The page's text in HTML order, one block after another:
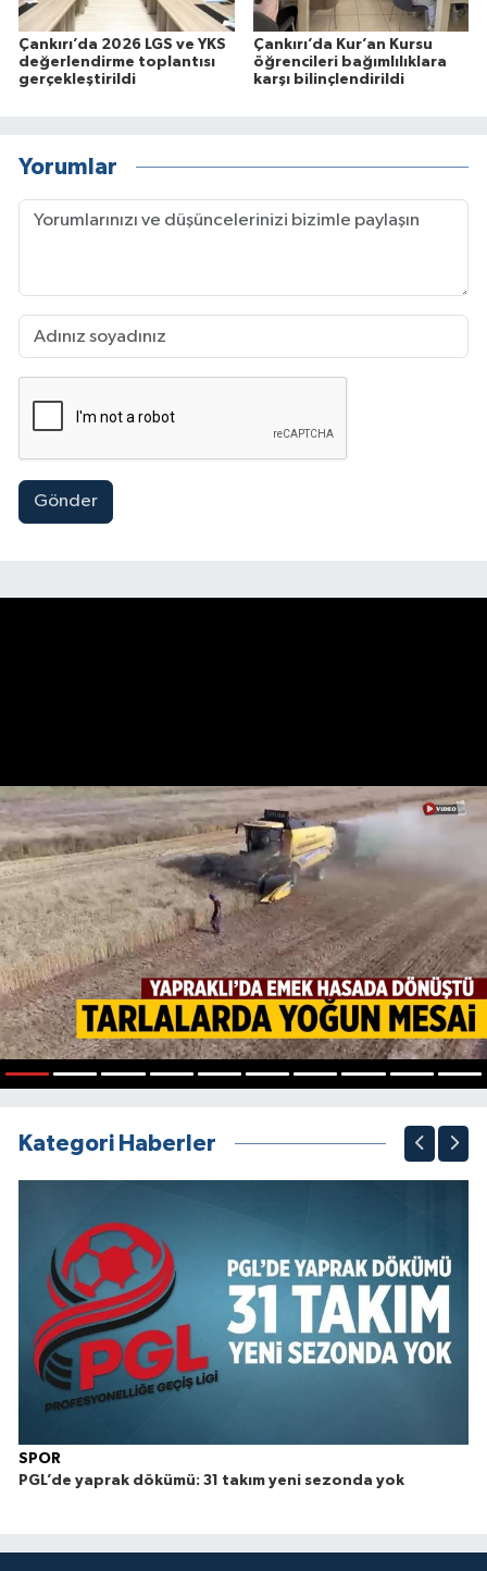
Çankırı’da 2026 LGS ve YKS
değerlendirme toplantısı
gerçekleştirildi
Çankırı’da Kur’an Kursu
öğrencileri bağımlılıklara
karşı bilinçlendirildi
Yorumlar
Gönder
Kategori Haberler
SPOR
PGL’de yaprak dökümü: 31 takım yeni sezonda yok